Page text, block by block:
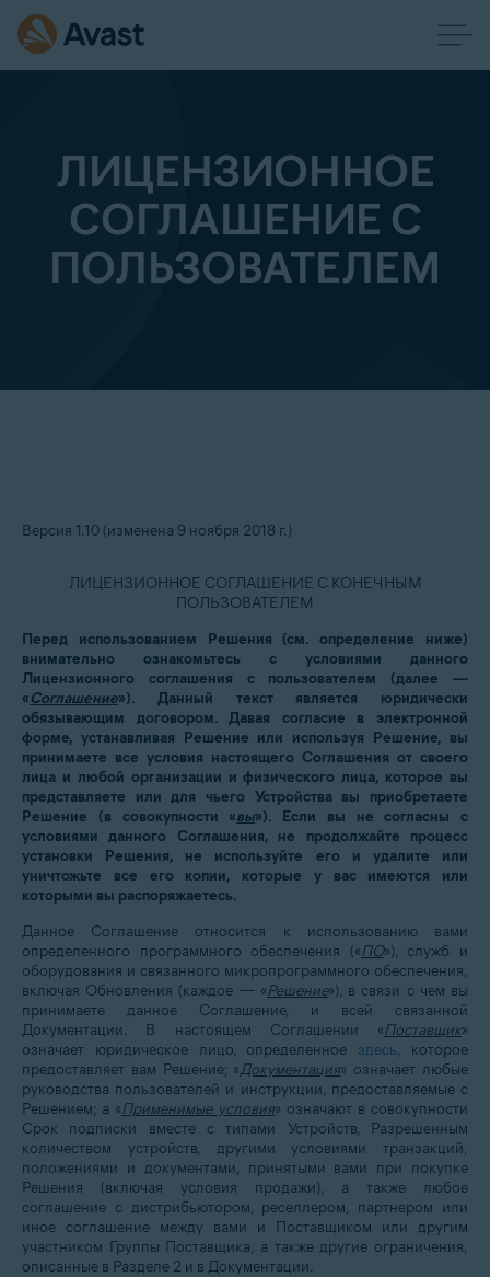
ЛИЦЕНЗИОННОЕ
СОГЛАШЕНИЕ С
ПОЛЬЗОВАТЕЛЕМ
Версия 1.10 (изменена 9 ноября 2018 г.)
ЛИЦЕНЗИОННОЕ СОГЛАШЕНИЕ С КОНЕЧНЫМ
ПОЛЬЗОВАТЕЛЕМ
Перед использованием Решения (см. определение ниже)
внимательно ознакомьтесь с условиями данного
Лицензионного соглашения с пользователем (далее —
«Соглашение»). Данный текст является юридически
обязывающим договором. Давая согласие в электронной
форме, устанавливая Решение или используя Решение, вы
принимаете все условия настоящего Соглашения от своего
лица и любой организации и физического лица, которое вы
представляете или для чьего Устройства вы приобретаете
Решение (в совокупности «вы»). Если вы не согласны с
условиями данного Соглашения, не продолжайте процесс
установки Решения, не используйте его и удалите или
уничтожьте все его копии, которые у вас имеются или
которыми вы распоряжаетесь.
Данное Соглашение относится к использованию вами
определенного программного обеспечения («ПО»), служб и
оборудования и связанного микропрограммного обеспечения,
включая Обновления (каждое — «Решение»), в связи с чем вы
принимаете данное Соглашение, и всей связанной
Документации. В настоящем Соглашении «Поставщик»
означает юридическое лицо, определенное здесь, которое
предоставляет вам Решение; «Документация» означает любые
руководства пользователей и инструкции, предоставляемые с
Решением; а «Применимые условия» означают в совокупности
Срок подписки вместе с типами Устройств, Разрешенным
количеством устройств, другими условиями транзакций,
положениями и документами, принятыми вами при покупке
Решения (включая условия продажи), а также любое
соглашение с дистрибьютором, реселлером, партнером или
иное соглашение между вами и Поставщиком или другим
участником Группы Поставщика, а также другие ограничения,
описанные в Разделе 2 и в Документации.